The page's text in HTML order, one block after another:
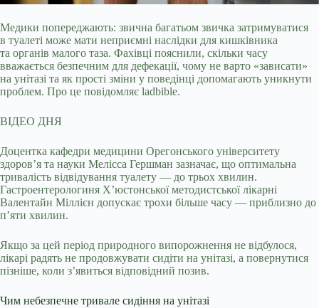
Медики попереджають: звична багатьом звичка затримуватися
в туалеті може мати неприємні наслідки для кишківника
та органів малого таза. Фахівці пояснили, скільки часу
вважається безпечним для дефекації, чому не варто «зависати»
на унітазі та як прості зміни у поведінці допомагають уникнути
проблем. Про це повідомляє ladbible.
ВІДЕО ДНЯ
Доцентка кафедри медицини Орегонського університету
здоров’я та науки Мелісса Гершман зазначає, що оптимальна
тривалість відвідування туалету — до трьох хвилин.
Гастроентерологиня Х’юстонської методистської лікарні
Валентайн Міллієн допускає трохи більше часу — приблизно до
п’яти хвилин.
Якщо за цей період природного випорожнення не відбулося,
лікарі радять не продовжувати сидіти на унітазі, а повернутися
пізніше, коли з’явиться відповідний позив.
Чим небезпечне тривале сидіння на унітазі